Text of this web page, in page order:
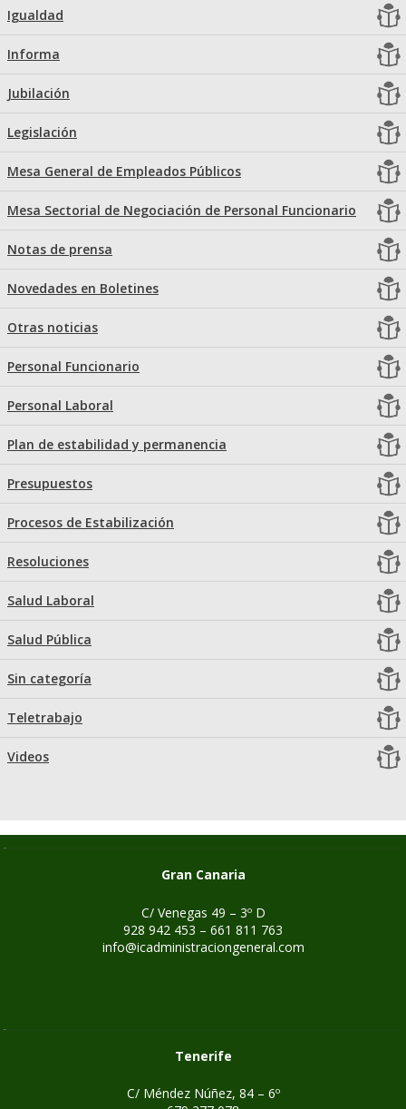
Igualdad
Informa
Jubilación
Legislación
Mesa General de Empleados Públicos
Mesa Sectorial de Negociación de Personal Funcionario
Notas de prensa
Novedades en Boletines
Otras noticias
Personal Funcionario
Personal Laboral
Plan de estabilidad y permanencia
Presupuestos
Procesos de Estabilización
Resoluciones
Salud Laboral
Salud Pública
Sin categoría
Teletrabajo
Videos
Gran Canaria
C/ Venegas 49 – 3º D
928 942 453 – 661 811 763
info@icadministraciongeneral.com
Tenerife
C/ Méndez Núñez, 84 – 6º